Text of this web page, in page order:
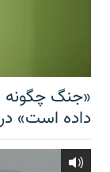
«جنگ چگونه
داده است»